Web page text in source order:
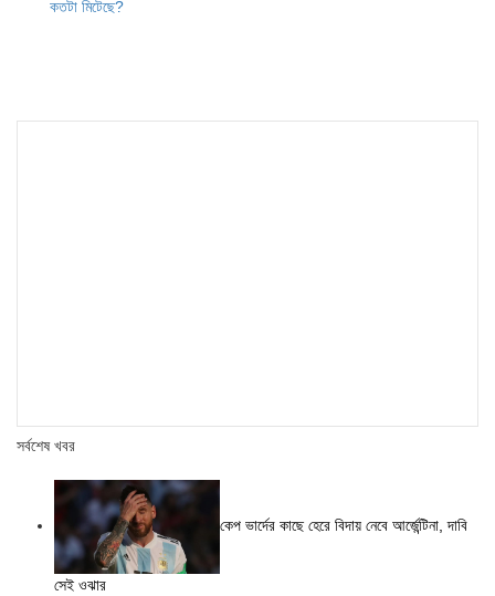
navigation
কতটা মিটেছে?
সর্বশেষ খবর
কেপ ভার্দের কাছে হেরে বিদায় নেবে আর্জেন্টিনা, দাবি
সেই ওঝার